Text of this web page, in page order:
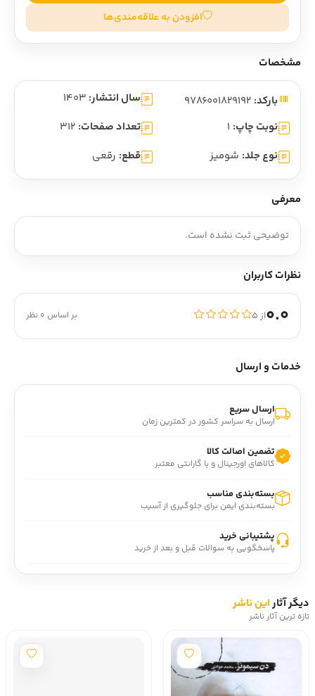
افزودن به علاقه‌مندی‌ها
مشخصات
بارکد: سال انتشار: 1403
نوبت چاپ: 1 تعداد صفحات: 312
نوع جلد: شومیز قطع: رقعی
معرفی
توضیحی ثبت نشده است.
نظرات کاربران
0.0از ۵ بر اساس 0 نظر
خدمات و ارسال
ارسال سریع
ارسال به سراسر کشور در کمترین زمان
تضمین اصالت کالا
کالاهای اورجینال و با گارانتی معتبر
بسته‌بندی مناسب
بسته‌بندی ایمن برای جلوگیری از آسیب
پشتیبانی خرید
پاسخگویی به سوالات قبل و بعد از خرید
دیگر آثاراین ناشر
تازه ترین آثار ناشر